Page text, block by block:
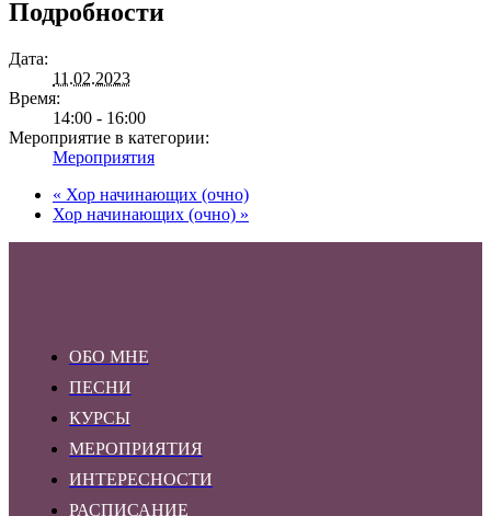
Подробности
Дата:
11.02.2023
Время:
14:00 - 16:00
Мероприятие в категории:
Мероприятия
« Хор начинающих (очно)
Хор начинающих (очно) »
ОБО МНЕ
ПЕСНИ
КУРСЫ
МЕРОПРИЯТИЯ
ИНТЕРЕСНОСТИ
РАСПИСАНИЕ